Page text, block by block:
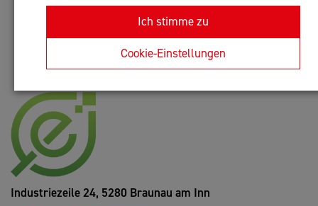
Ich stimme zu
Cookie-Einstellungen
IT-Dienstleistung
Anfrage oder Rückruf
Industriezeile 24, 5280 Braunau am Inn